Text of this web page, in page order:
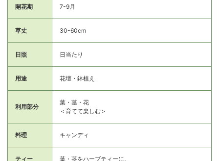
開花期 7-9月
草丈 30-60cm
日照 日当たり
用途 花壇・鉢植え
利用部分
葉・茎・花
＜育てて楽しむ＞
料理 キャンディ
ティー 葉・茎をハーブティーに。